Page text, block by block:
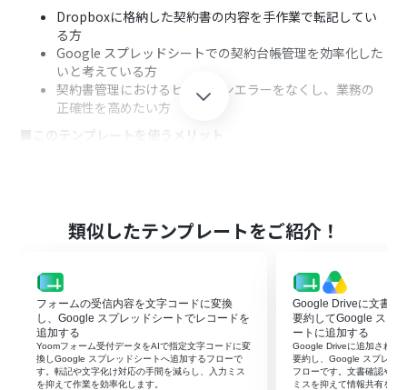
Dropboxに格納した契約書の内容を手作業で転記してい
る方
Google スプレッドシートでの契約台帳管理を効率化した
いと考えている方
契約書管理におけるヒューマンエラーをなくし、業務の
正確性を高めたい方
■このテンプレートを使うメリット
った重要情報の入力間違いや記載漏れなどのヒューマン
■フローボットの流れ
はじめに、DropboxとGoogle スプレッドシートをYoom
と連携します。
次に、トリガーでDropboxの「特定のフォルダ内でファ
イルが作成または更新されたら」というアクションを設定
します。
類似したテンプレートをご紹介！
フォームの受信内容を文字コードに変換
し、Google スプレッドシートでレコードを
追加する
Yoomフォーム受付データをAIで指定文字コードに変
換しGoogle スプレッドシートへ追加するフローで
す。転記や文字化け対応の手間を減らし、入力ミス
を抑えて作業を効率化します。
Google Driveに文書が
要約してGoogle スプ
ートに追加する
Google Driveに追加された
要約し、Google スプレッ
フローです。文書確認や転
ミスを抑えて情報共有を早